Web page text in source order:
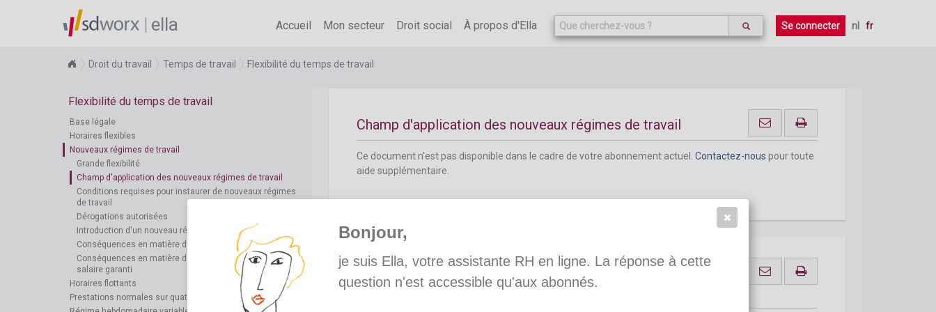
ella Accueil Mon secteur Droit social À propos d'Ella Se connecter nl fr
Droit du travail Temps de travail Flexibilité du temps de travail
Flexibilité du temps de travail
Base légale
Horaires flexibles
Nouveaux régimes de travail
Grande flexibilité
Champ d'application des nouveaux régimes de travail
Conditions requises pour instaurer de nouveaux régimes
de travail
Dérogations autorisées
Introduction d'un nouveau régime de travail
Conséquences en matière de salaire et de sursalaire
Conséquences en matière de droits d'absence et de
salaire garanti
Horaires flottants
Prestations normales sur quatre jours
aide supplémentaire.
Champ d'application des nouveaux régimes de travail
Ce document n'est pas disponible dans le cadre de votre abonnement actuel. Contactez-nous pour toute
aide supplémentaire.
Conditions requises pour instaurer de nouveaux régimes de
travail
Bonjour,
je suis Ella, votre assistante RH en ligne. La réponse à cette
question n'est accessible qu'aux abonnés.